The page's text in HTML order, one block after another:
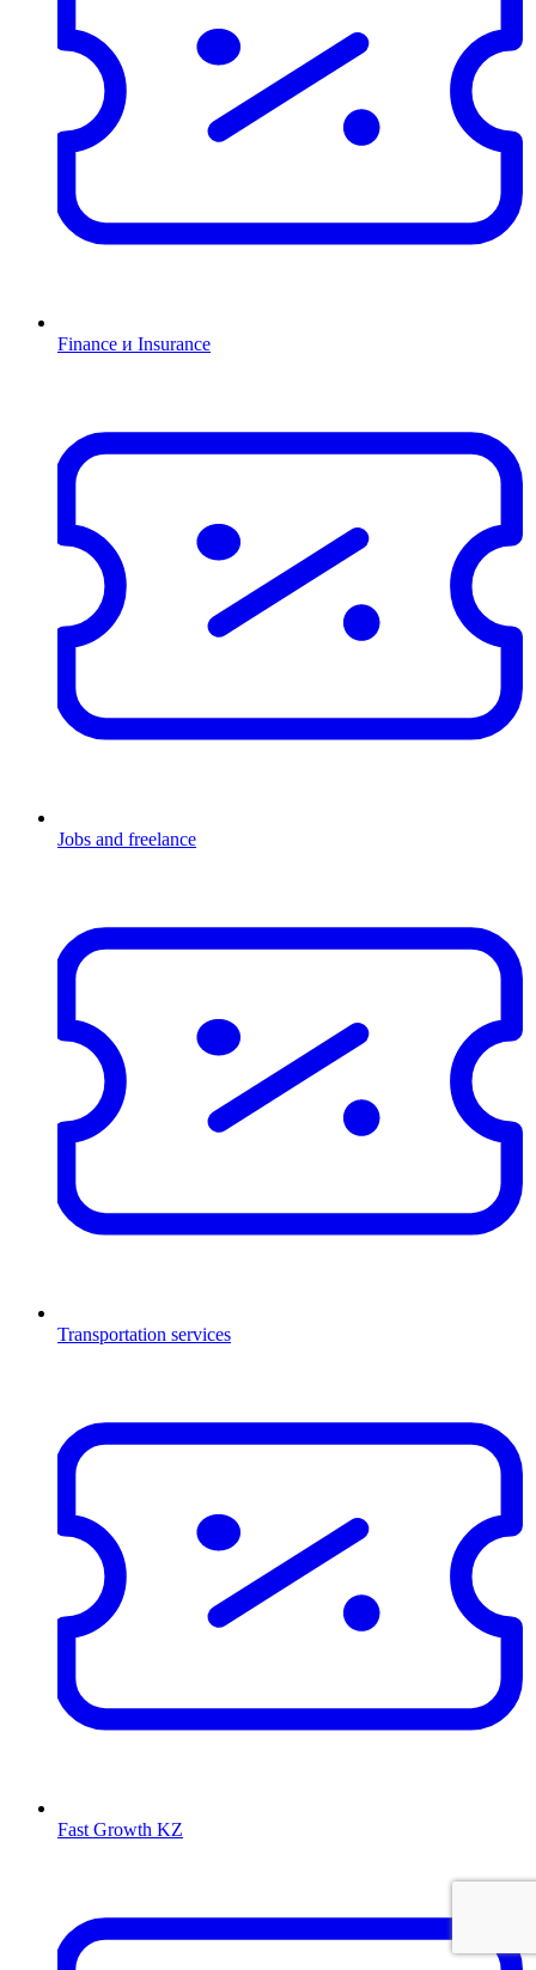
Finance и Insurance
Jobs and freelance
Transportation services
Fast Growth KZ